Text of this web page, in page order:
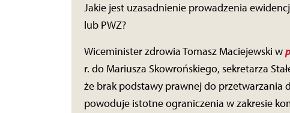
Jakie jest uzasadnienie prowadzenia
lub PWZ?
Wiceminister zdrowia Tomasz Maciejewski w
r. do Mariusza Skowrońskiego, sekretarza
że brak podstawy prawnej do przetwarzania
powoduje istotne ograniczenia w zakresie